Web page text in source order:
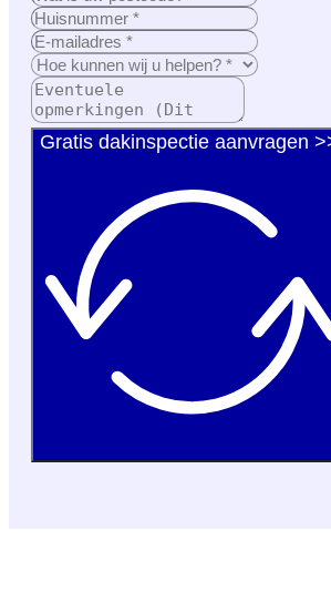
Gratis dakinspectie aanvragen